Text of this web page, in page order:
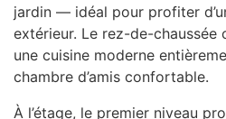
jardin — idéal pour profiter
extérieur. Le rez-de-chaussée
une cuisine moderne
chambre d’amis confortable.
À l’étage, le premier niveau